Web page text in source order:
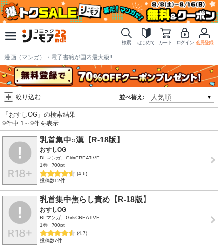
検索 はじめて カート ログイン 会員登録
漫画（マンガ）・電子書籍が国内最大級!!
並べ替え:
絞り込む
「おすしOG」の検索結果
9件中 1～9件を表示
乳首集中○漢【R-18版】
おすしOG
BLマンガ、GirlsCREATIVE
1巻
700pt
(4.6)
投稿数12件
乳首集中焦らし責め【R-18版】
おすしOG
BLマンガ、GirlsCREATIVE
1巻
700pt
(4.7)
投稿数7件